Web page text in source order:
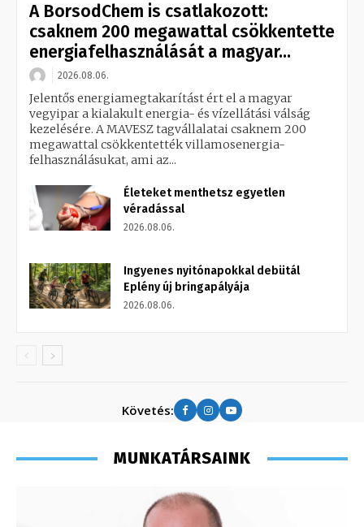
A BorsodChem is csatlakozott:
csaknem 200 megawattal csökkentette
energiafelhasználását a magyar...
2026.08.06.
Jelentős energiamegtakarítást ért el a magyar
vegyipar a kialakult energia- és vízellátási válság
kezelésére. A MAVESZ tagvállalatai csaknem 200
megawattal csökkentették villamosenergia-
felhasználásukat, ami az...
Életeket menthetsz egyetlen
véradással
2026.08.06.
Ingyenes nyitónapokkal debütál
Eplény új bringapályája
2026.08.06.
Követés:
MUNKATÁRSAINK